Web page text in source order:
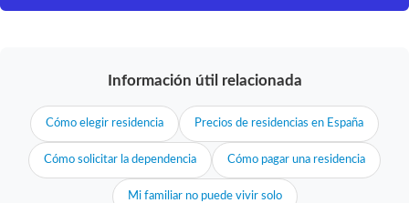
Información útil relacionada
Cómo elegir residencia Precios de residencias en España
Cómo solicitar la dependencia Cómo pagar una residencia
Mi familiar no puede vivir solo